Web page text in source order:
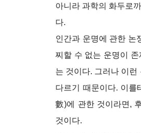
아니라 과학의 화두로
다.
인간과 운명에 관한 논
찌할 수 없는 운명이
는 것이다. 그러나 이
다르기 때문이다. 이
數)에 관한 것이라면,
것이다.